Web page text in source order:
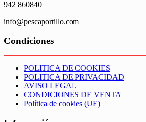
942 860840
info@pescaportillo.com
Condiciones
POLITICA DE COOKIES
POLITICA DE PRIVACIDAD
AVISO LEGAL
CONDICIONES DE VENTA
Política de cookies (UE)